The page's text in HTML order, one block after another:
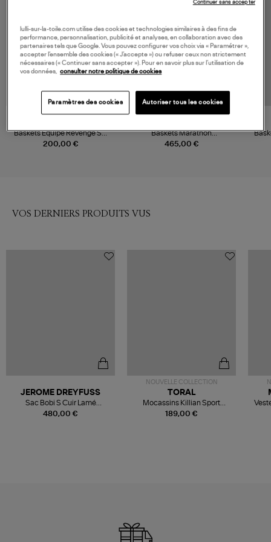
200,00 €
Baskets Equipe Revenge Sw
Wn Bamboo Green
465,00 €
Baskets Marathon
Yellow/Grey/Orange
VOS DERNIERS PRODUITS VUS
480,00 €
JEROME DREYFUSS
Sac Bobi S Cuir Lamé
Champagne
NOUVELLE COLLECTION
189,00 €
TORAL
Mocassins Killian Sport
Mousse
lulli-sur-la-toile.com utilise des cookies et technologies similaires à des fins de
performance, personnalisation, publicité et analyses, en collaboration avec des
partenaires tels que Google. Vous pouvez configurer vos choix via « Paramétrer »,
accepter l’ensemble des cookies (« J’accepte ») ou refuser ceux non strictement
nécessaires (« Continuer sans accepter »). Pour en savoir plus sur l’utilisation de
vos données, consulter notre politique de cookies
Paramètres des cookies Autoriser tous les cookies
Continuer sans accepter